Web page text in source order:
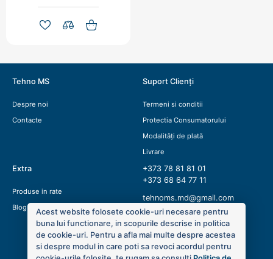
Tehno MS
Despre noi
Contacte
Suport Clienți
Termeni si conditii
Protectia Consumatorului
Modalități de plată
Livrare
Extra
Produse in rate
Blog
+373 78 81 81 01
+373 68 64 77 11
tehnoms.md@gmail.com
Acest website folosete cookie-uri necesare pentru
buna lui functionare, in scopurile descrise in politica
de cookie-uri. Pentru a afla mai multe despre acestea
si despre modul in care poti sa revoci acordul pentru